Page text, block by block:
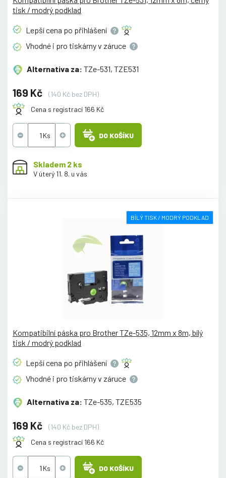
tisk / modrý podklad
Lepší cena po přihlášení
Vhodné i pro tiskárny v záruce
Alternativa za: TZe-531, TZE531
169 Kč
(140 Kč bez DPH)
Cena s registrací 166 Kč
DO KOŠÍKU
Skladem 2 ks
V úterý 11. 8. u vás
BÍLÝ TISK / MODRÝ PODKLAD
Kompatibilní páska pro Brother TZe-535, 12mm x 8m, bílý
tisk / modrý podklad
Lepší cena po přihlášení
Vhodné i pro tiskárny v záruce
Alternativa za: TZe-535, TZE535
169 Kč
(140 Kč bez DPH)
Cena s registrací 166 Kč
DO KOŠÍKU